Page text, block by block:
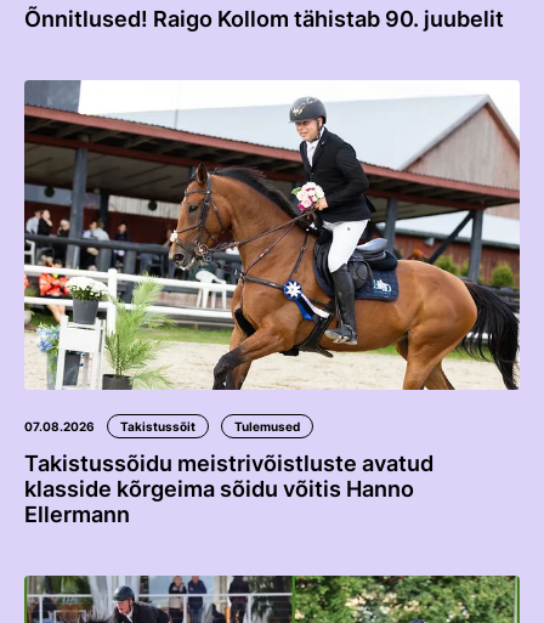
Edetabelid
Koolitused
Välisvõistlustel Osaleja Meelespea
VOLTIŽEERIMINE
Välisvõistlustel Osaleja Meelespea
Õnnitlused! Raigo Kollom tähistab 90. juubelit
07.08.2026 Takistussõit Tulemused
Takistussõidu meistrivõistluste avatud
klasside kõrgeima sõidu võitis Hanno
Ellermann